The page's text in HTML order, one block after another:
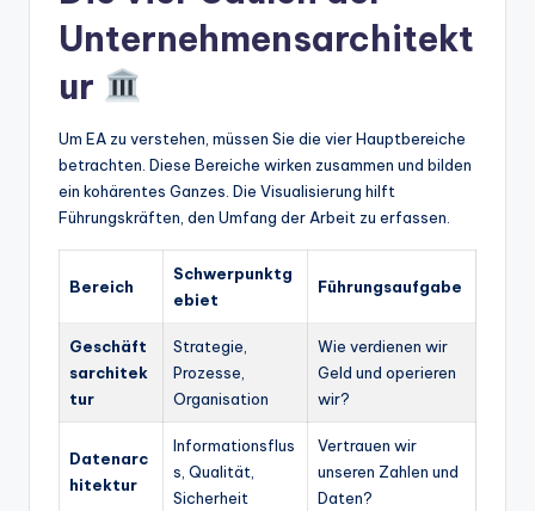
Unternehmensarchitekt
ur
Um EA zu verstehen, müssen Sie die vier Hauptbereiche
betrachten. Diese Bereiche wirken zusammen und bilden
ein kohärentes Ganzes. Die Visualisierung hilft
Führungskräften, den Umfang der Arbeit zu erfassen.
Bereich
Schwerpunktg
ebiet
Führungsaufgabe
Geschäft
sarchitek
tur
Strategie,
Prozesse,
Organisation
Wie verdienen wir
Geld und operieren
wir?
Datenarc
hitektur
Informationsflus
s, Qualität,
Sicherheit
Vertrauen wir
unseren Zahlen und
Daten?